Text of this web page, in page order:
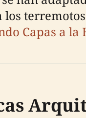
Capas a la